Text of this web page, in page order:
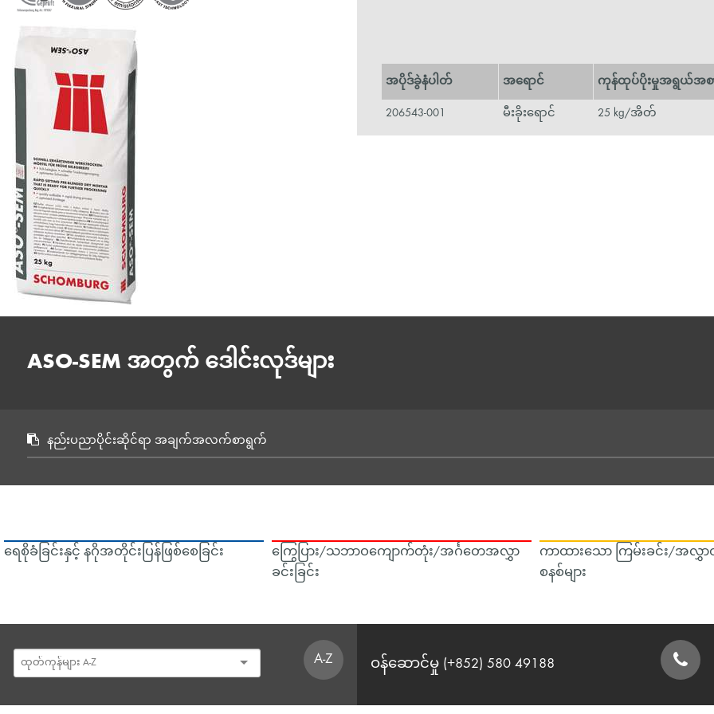
အပိုဒ်ခွဲနံပါတ် အရောင် ကုန်ထုပ်ပိုးမှုအရွယ်အစ
206543-001 မီးခိုးရောင် 25 kg/အိတ်
ASO-SEM အတွက် ဒေါင်းလုဒ်များ
နည်းပညာပိုင်းဆိုင်ရာ အချက်အလက်စာရွက်
ရေစိုခံခြင်းနှင့် နဂိုအတိုင်းပြန်ဖြစ်စေခြင်း
ကြွေပြား/သဘာဝကျောက်တုံး/အင်္ဂတေအလွှာ
ခင်းခြင်း
ကာထားသော ကြမ်းခင်း/အလွှာ
စနစ်များ
A-Z ဝန်ဆောင်မှု (+852) 580 49188